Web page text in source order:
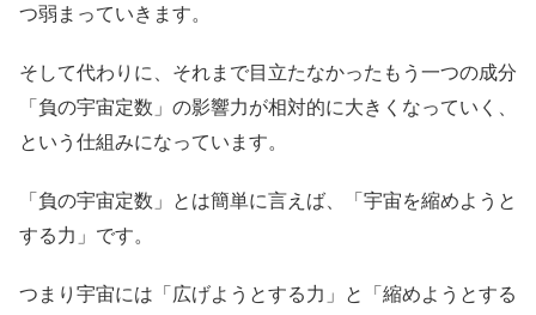
つ弱まっていきます。
そして代わりに、それまで目立たなかったもう一つの成分
「負の宇宙定数」の影響力が相対的に大きくなっていく、
という仕組みになっています。
「負の宇宙定数」とは簡単に言えば、「宇宙を縮めようと
する力」です。
つまり宇宙には「広げようとする力」と「縮めようとする